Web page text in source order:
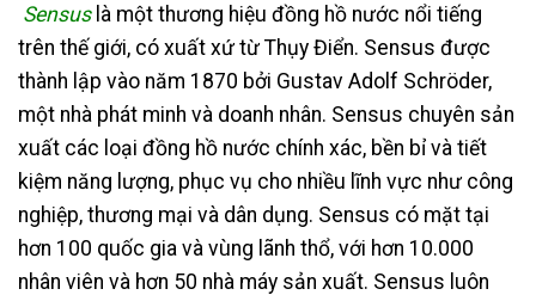
Sensuslà một thương hiệu đồng hồ nước nổi tiếng
trên thế giới, có xuất xứ từ Thụy Điển. Sensus được
thành lập vào năm 1870 bởi Gustav Adolf Schröder,
một nhà phát minh và doanh nhân. Sensus chuyên sản
xuất các loại đồng hồ nước chính xác, bền bỉ và tiết
kiệm năng lượng, phục vụ cho nhiều lĩnh vực như công
nghiệp, thương mại và dân dụng. Sensus có mặt tại
hơn 100 quốc gia và vùng lãnh thổ, với hơn 10.000
nhân viên và hơn 50 nhà máy sản xuất. Sensus luôn